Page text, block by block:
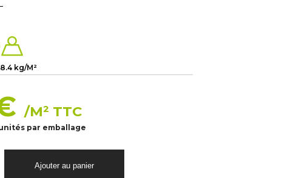
8.4 kg/M²
/M² TTC
par emballage